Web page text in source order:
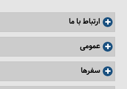
ارتباط با ما
عمومی
سفرها